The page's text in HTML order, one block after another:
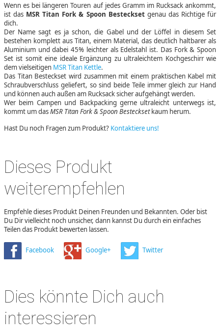
Wenn es bei längeren Touren auf jedes Gramm im Rucksack ankommt,
ist das MSR Titan Fork & Spoon Bestecksetgenau das Richtige für
dich.
Der Name sagt es ja schon, die Gabel und der Löffel in diesem Set
bestehen komplett aus Titan, einem Material, das deutlich haltbarer als
Aluminium und dabei 45% leichter als Edelstahl ist. Das Fork & Spoon
Set ist somit eine ideale Ergänzung zu ultraleichtem Kochgeschirr wie
dem vielseitigen MSR Titan Kettle.
Das Titan Besteckset wird zusammen mit einem praktischen Kabel mit
Schraubverschluss geliefert, so sind beide Teile immer gleich zur Hand
und können auch außen am Rucksack sicher aufgehängt werden.
Wer beim Campen und Backpacking gerne ultraleicht unterwegs ist,
kommt um dasMSR Titan Fork & Spoon Bestecksetkaum herum.
Hast Du noch Fragen zum Produkt? Kontaktiere uns!
Dieses Produkt
weiterempfehlen
Empfehle dieses Produkt Deinen Freunden und Bekannten. Oder bist
Du Dir vielleicht noch unsicher, dann kannst Du durch ein einfaches
Teilen das Produkt bewerten lassen.
Facebook Google+ Twitter
Dies könnte Dich auch
interessieren